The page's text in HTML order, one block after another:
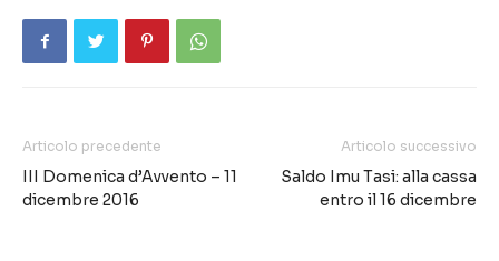
Articolo precedente
III Domenica d’Avvento – 11
dicembre 2016
Articolo successivo
Saldo Imu Tasi: alla cassa
entro il 16 dicembre